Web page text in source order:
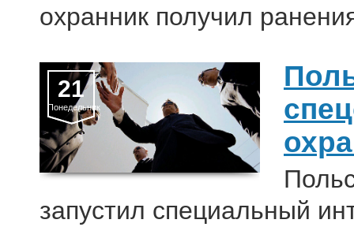
охранник получил
21
Понедельник
запустил специальный